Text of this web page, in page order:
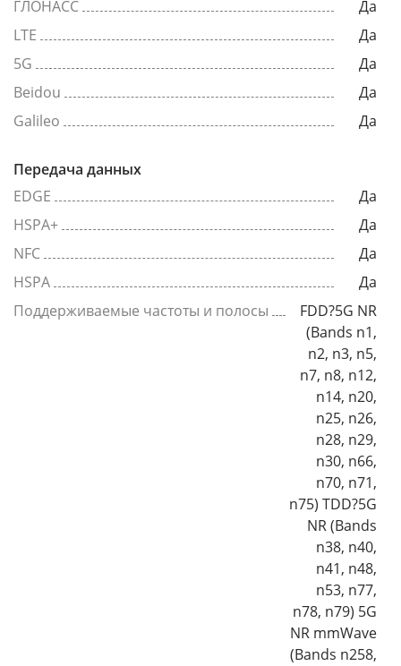
ГЛОНАСС
Да
LTE
Да
5G
Да
Beidou
Да
Galileo
Да
Передача данных
EDGE
Да
HSPA+
Да
NFC
Да
HSPA
Да
Поддерживаемые частоты и полосы
FDD?5G NR
(Bands n1,
n2, n3, n5,
n7, n8, n12,
n14, n20,
n25, n26,
n28, n29,
n30, n66,
n70, n71,
n75) TDD?5G
NR (Bands
n38, n40,
n41, n48,
n53, n77,
n78, n79) 5G
NR mmWave
(Bands n258,